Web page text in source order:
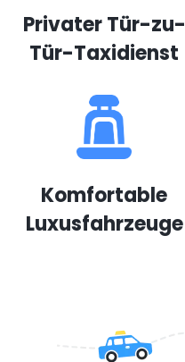
Privater Tür-zu-
Tür-Taxidienst
Komfortable
Luxusfahrzeuge